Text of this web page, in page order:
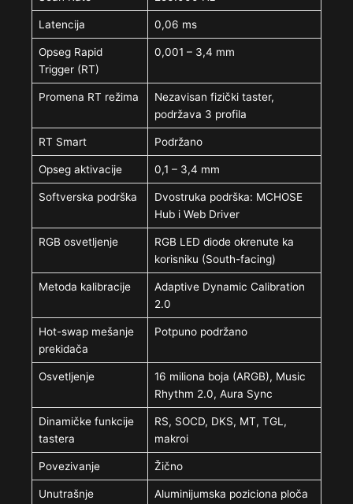
Latencija 0,06 ms
Opseg Rapid
Trigger (RT)
0,001 – 3,4 mm
Promena RT režima
Nezavisan fizički taster,
podržava 3 profila
RT Smart Podržano
Opseg aktivacije 0,1 – 3,4 mm
Softverska podrška
Dvostruka podrška: MCHOSE
Hub i Web Driver
RGB osvetljenje
RGB LED diode okrenute ka
korisniku (South-facing)
Metoda kalibracije
Adaptive Dynamic Calibration
2.0
Hot-swap mešanje
prekidača
Potpuno podržano
Osvetljenje
16 miliona boja (ARGB), Music
Rhythm 2.0, Aura Sync
Dinamičke funkcije
tastera
RS, SOCD, DKS, MT, TGL,
makroi
Povezivanje Žično
Unutrašnje
Aluminijumska poziciona ploča